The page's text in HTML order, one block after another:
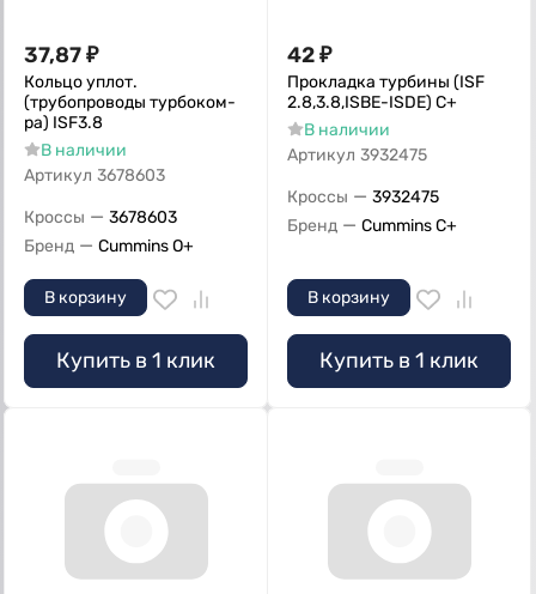
37,87₽
Кольцо уплот.
(трубопроводы турбоком-
ра) ISF3.8
В наличии
Артикул 3678603
Кроссы — 3678603
Бренд — Cummins O+
В корзину
Купить в 1 клик
42₽
Прокладка турбины (ISF
2.8,3.8,ISBE-ISDE) С+
В наличии
Артикул 3932475
Кроссы — 3932475
Бренд — Cummins C+
В корзину
Купить в 1 клик